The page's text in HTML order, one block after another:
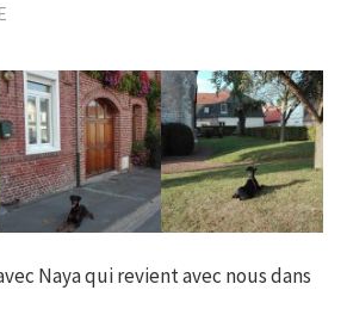
Naya qui revient avec nous dans